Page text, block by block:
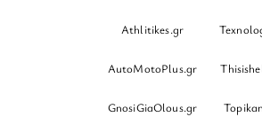
Athlitikes.gr
AutoMotoPlus.gr
GnosiGiaOlous.gr